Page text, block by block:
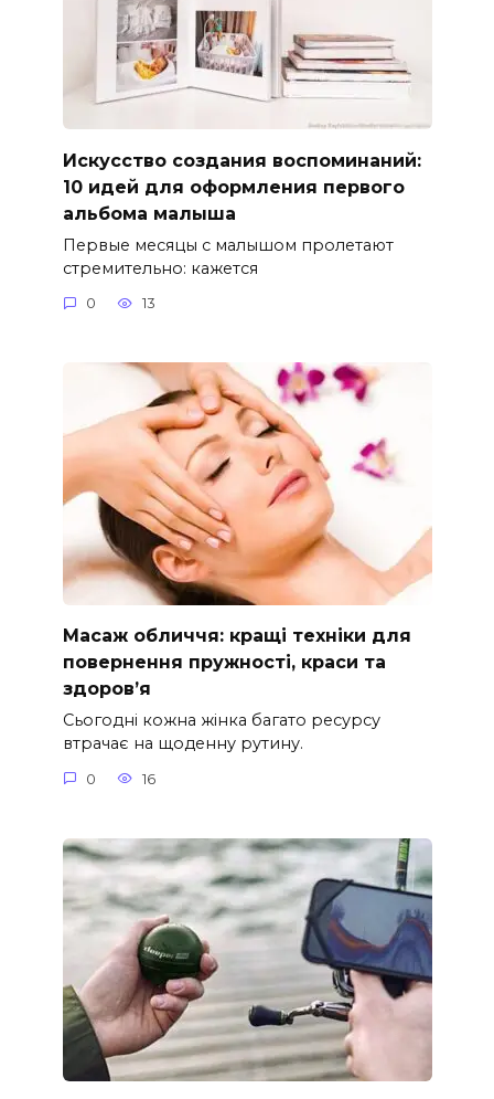
Искусство создания воспоминаний:
10 идей для оформления первого
альбома малыша
Первые месяцы с малышом пролетают
стремительно: кажется
0 13
Масаж обличчя: кращі техніки для
повернення пружності, краси та
здоров’я
Сьогодні кожна жінка багато ресурсу
втрачає на щоденну рутину.
0 16